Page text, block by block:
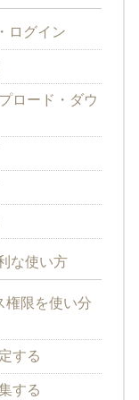
ログイン
ロード・ダウ
な使い方
権限を使い分
する
する